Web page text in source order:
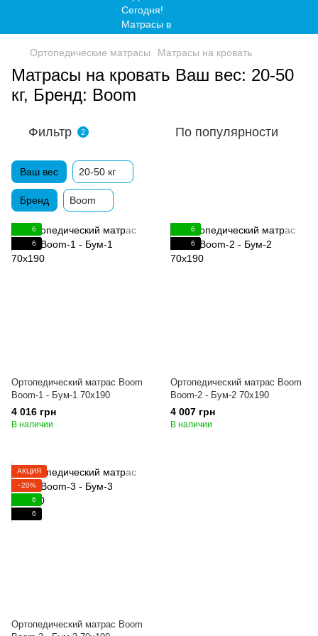
Ортопедические матрасы Матрасы на кровать
Матрасы на кровать Ваш вес: 20-50
кг, Бренд: Boom
Фильтр 2 По популярности
Ваш вес 20-50 кг
Бренд Boom
6
6
Ортопедический матрас Boom
Boom-1 - Бум-1 70x190
4 016 грн
В наличии
6
6
Ортопедический матрас Boom
Boom-2 - Бум-2 70x190
4 007 грн
В наличии
АКЦИЯ
−20%
6
6
Ортопедический матрас Boom